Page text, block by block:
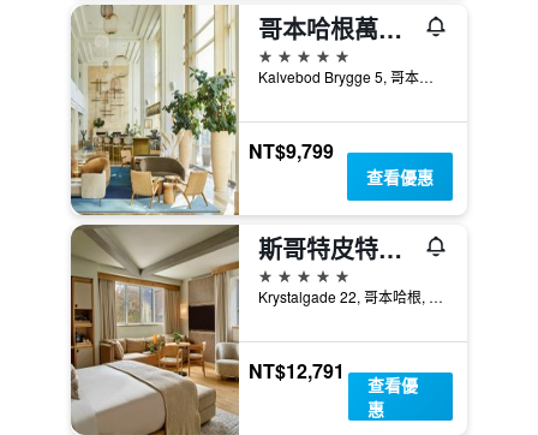
哥本哈根萬豪酒店
5星級
Kalvebod Brygge 5, 哥本哈根, 首都大區, 丹麥
NT$9,799
查看優惠
斯哥特皮特酒店 - 哥本哈根
5星級
Krystalgade 22, 哥本哈根, 首都大區, 丹麥
NT$12,791
查看優
惠